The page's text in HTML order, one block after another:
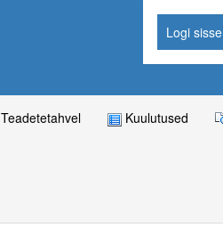
Logi sisse
Teadetetahvel Kuulutused